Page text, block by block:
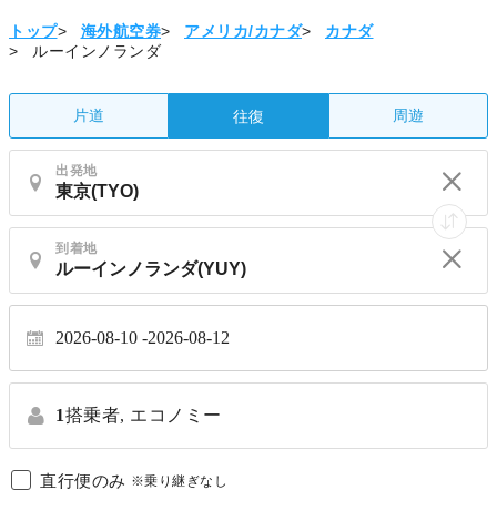
トップ> 海外航空券> アメリカ/カナダ>
カナダ
>
ルーインノランダ
片道 往復 周遊
出発地
到着地
2026-08-10 2026-08-12
1搭乗者, エコノミー
直行便のみ ※乗り継ぎなし